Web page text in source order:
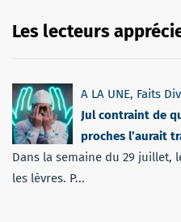
Les lecteurs
A LA UNE, Faits
Jul contraint de
proches l’aurait
Dans la semaine du 29 juillet,
les lèvres. P...